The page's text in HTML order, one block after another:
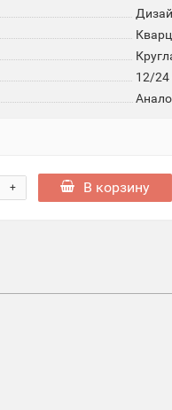
12/24
+ В корзину